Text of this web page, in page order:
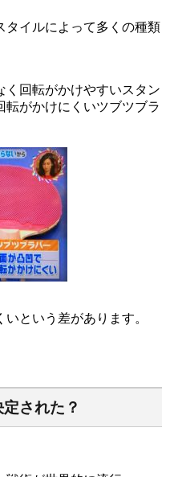
タイルによって多くの種類
く回転がかけやすいスタン
転がかけにくいツブツブラ
という差があります。
された？